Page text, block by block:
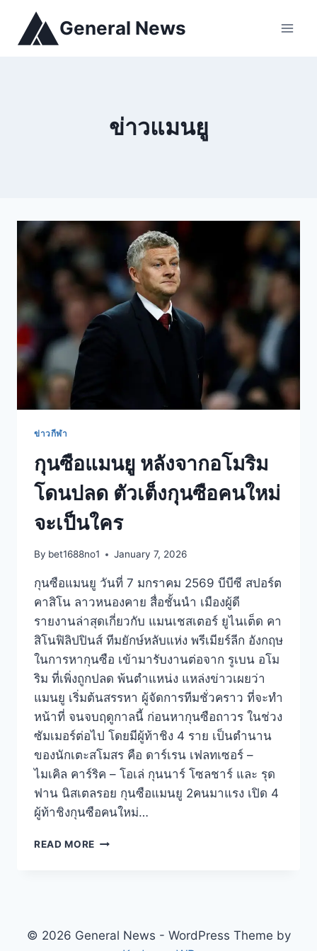
General News
ข่าวแมนยู
ข่าวกีฬา
กุนซือแมนยู หลังจากอโมริม
โดนปลด ตัวเต็งกุนซือคนใหม่
จะเป็นใคร
By bet1688no1 January 7, 2026
กุนซือแมนยู วันที่ 7 มกราคม 2569 บีบีซี สปอร์ต
คาสิโน ลาวหนองคาย สื่อชั้นนำ เมืองผู้ดี
รายงานล่าสุดเกี่ยวกับ แมนเชสเตอร์ ยูไนเต็ด คา
สิโนฟิลิปปินส์ ทีมยักษ์หลับแห่ง พรีเมียร์ลีก อังกฤษ
ในการหากุนซือ เข้ามารับงานต่อจาก รูเบน อโม
ริม ที่เพิ่งถูกปลด พ้นตำแหน่ง แหล่งข่าวเผยว่า
แมนยู เริ่มต้นสรรหา ผู้จัดการทีมชั่วคราว ที่จะทำ
หน้าที่ จนจบฤดูกาลนี้ ก่อนหากุนซือถาวร ในช่วง
ซัมเมอร์ต่อไป โดยมีผู้ท้าชิง 4 ราย เป็นตำนาน
ของนักเตะสโมสร คือ ดาร์เรน เฟลทเซอร์ –
ไมเคิล คาร์ริค – โอเล่ กุนนาร์ โซลชาร์ และ รุด
ฟาน นิสเตลรอย กุนซือแมนยู 2คนมาแรง เปิด 4
ผู้ท้าชิงกุนซือคนใหม่…
READ MORE
© 2026 General News - WordPress Theme by